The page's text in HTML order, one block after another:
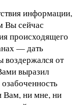
информации,
Вы сейчас
происходящего
— дать
воздержался от
выразил
Вам, ни мне, ни